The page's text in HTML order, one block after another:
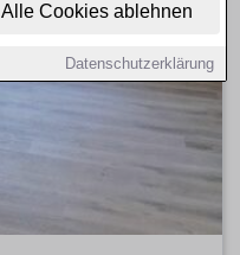
Alle Cookies ablehnen
Datenschutzerklärung